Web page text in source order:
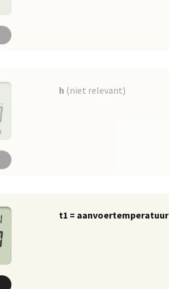
h (niet relevant)
t1 = aanvoertemperatuur